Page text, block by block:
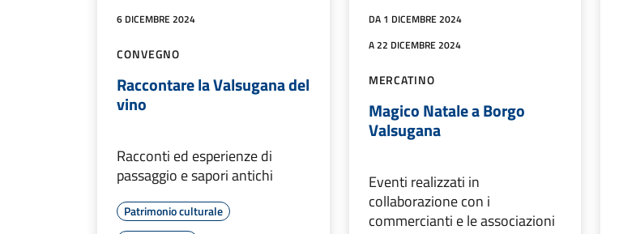
6 DICEMBRE 2024
CONVEGNO
Raccontare la Valsugana del
vino
Racconti ed esperienze di
passaggio e sapori antichi
Patrimonio culturale
DA 1 DICEMBRE 2024
A 22 DICEMBRE 2024
MERCATINO
Magico Natale a Borgo
Valsugana
Eventi realizzati in
collaborazione con i
commercianti e le associazioni